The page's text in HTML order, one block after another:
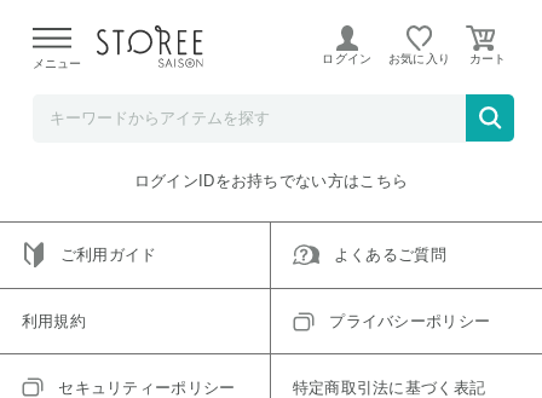
よる配送遅延が発生しております。
メニュー ログイン お気に入り
ご指定のアイテムは取り扱い終了、またはただいま取り扱い
トップへ戻る
ログインIDをお持ちでない方はこちら
ご利用ガイド よくあるご質問
利用規約 プライバシーポリシー
セキュリティーポリシー 特定商取引法に基づく表記